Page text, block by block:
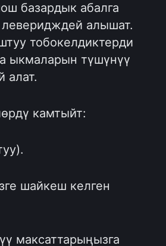
базардык абалга
алышат.
тобокелдиктерди
ыкмаларын түшүнүү
алат.
камтыйт:
шайкеш келген
максаттарыңызга